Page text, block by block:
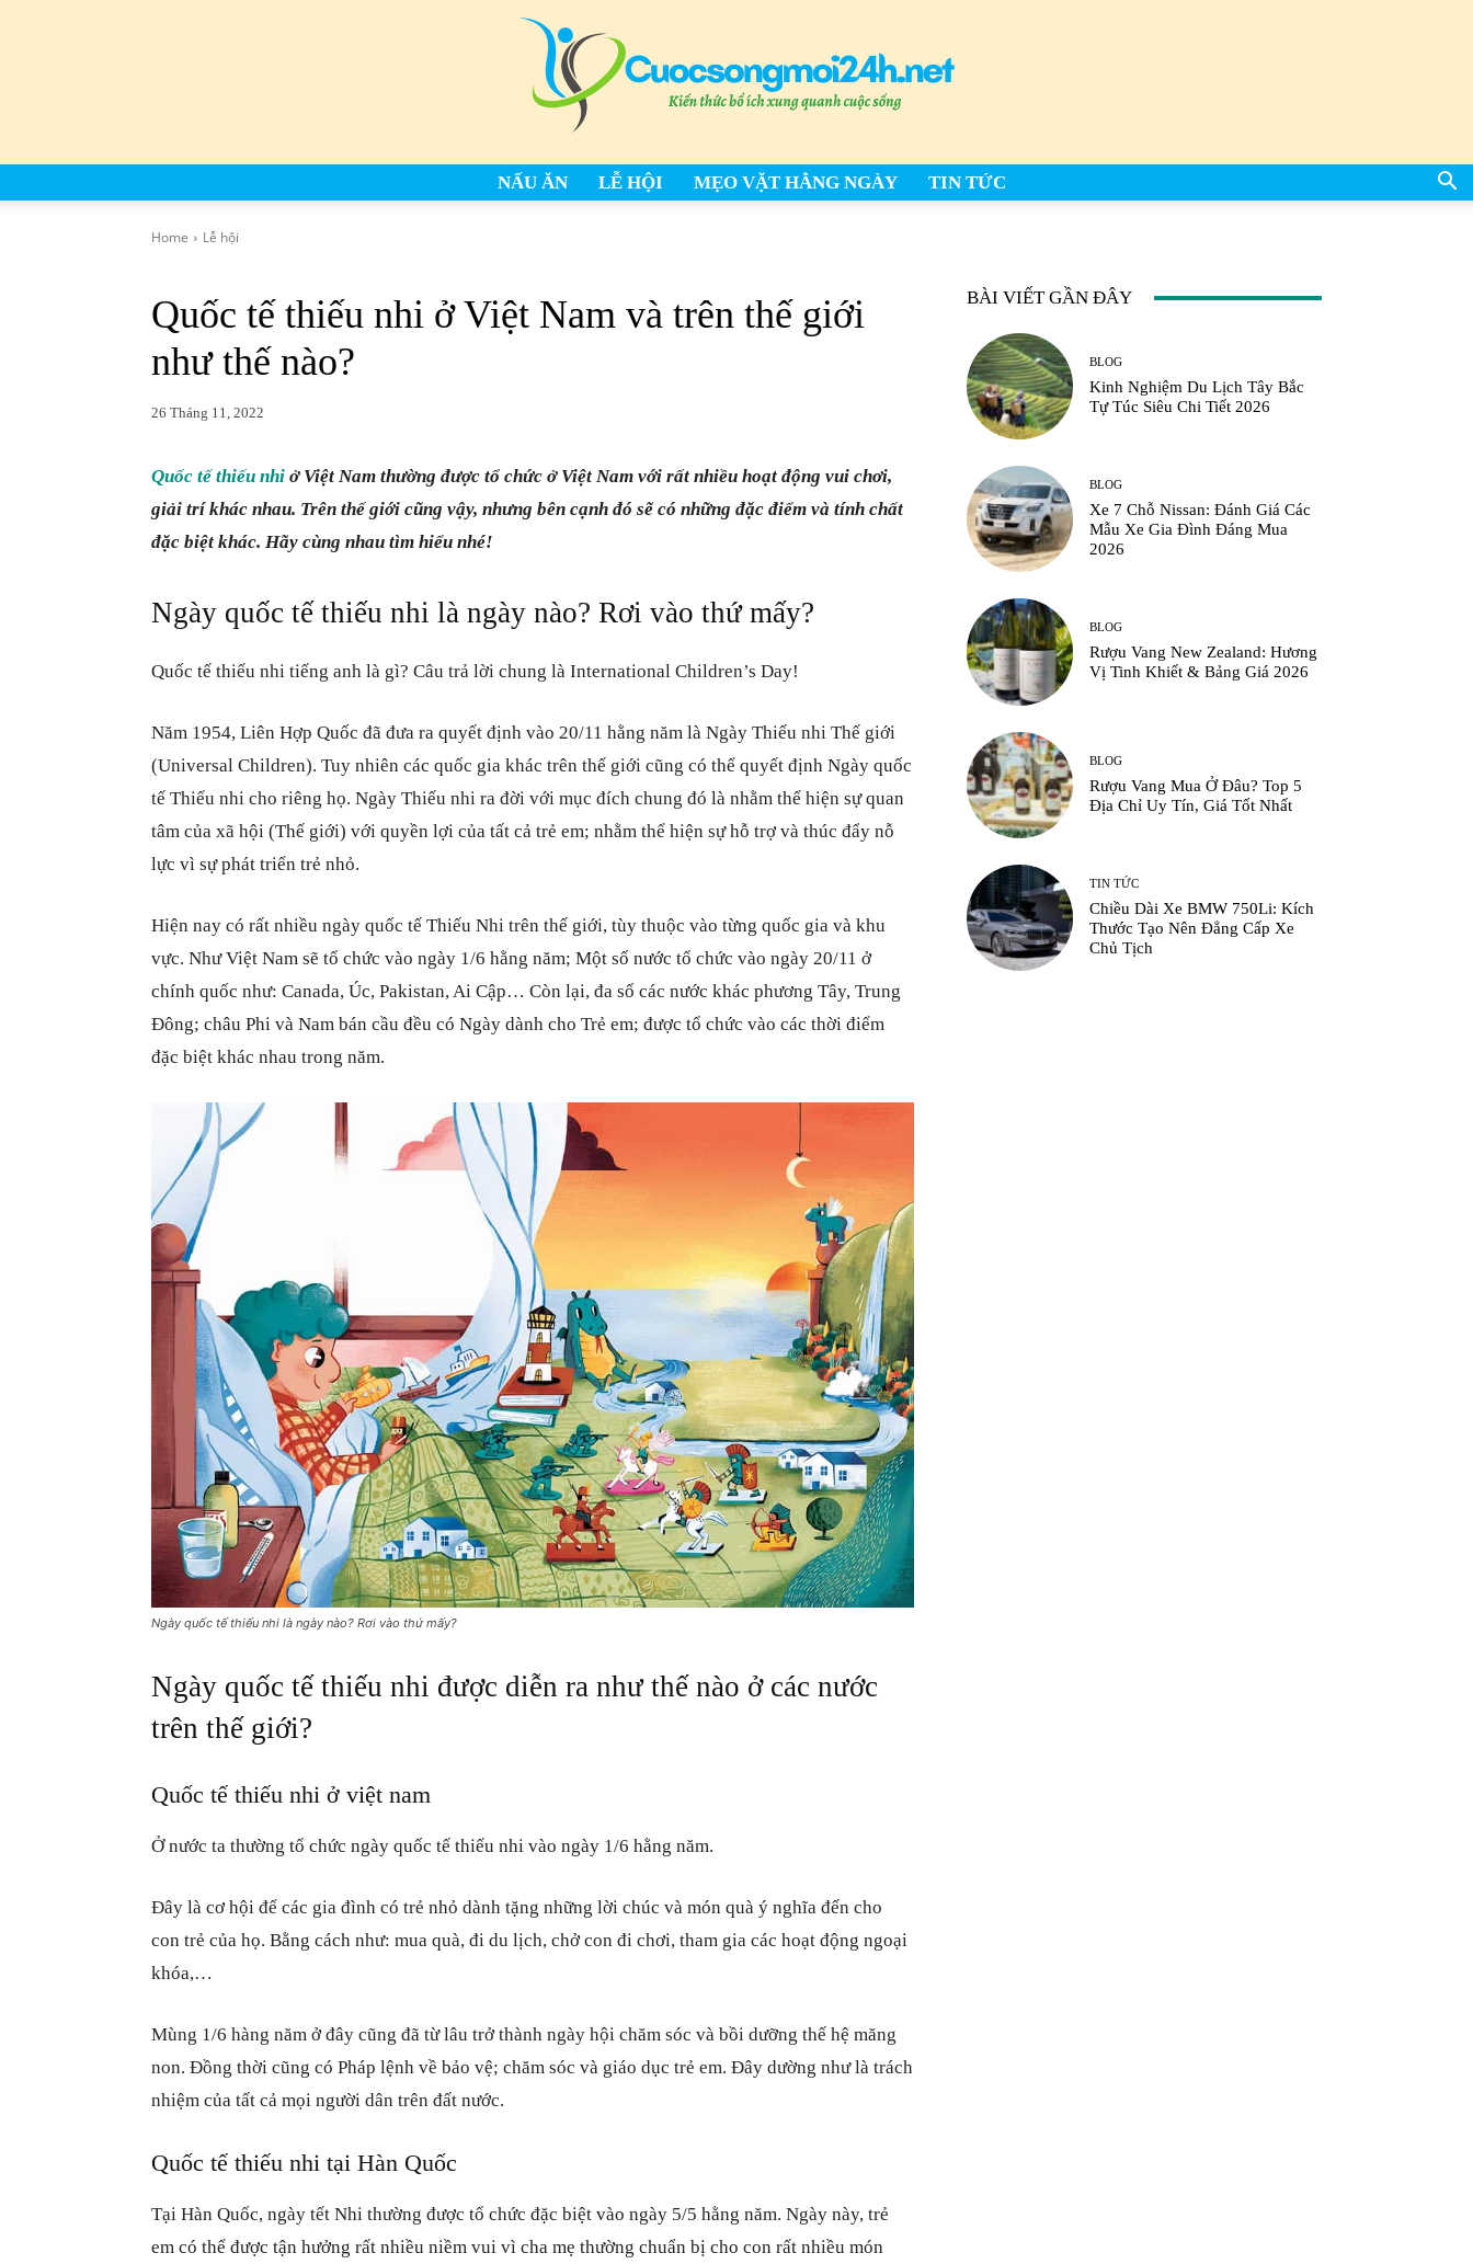
Kiến
thức
bổ
cuộc
sống
NẤU ĂN LỄ HỘI MẸO VẶT HẰNG NGÀY TIN TỨC
Home Lễ hội
Quốc tế thiếu nhi ở Việt Nam và trên thế giới
như thế nào?
26 Tháng 11, 2022
Quốc tế thiếu nhi ở Việt Nam thường được tổ chức ở Việt Nam với rất nhiều hoạt động vui chơi,
giải trí khác nhau. Trên thế giới cũng vậy, nhưng bên cạnh đó sẽ có những đặc điểm và tính chất
đặc biệt khác. Hãy cùng nhau tìm hiểu nhé!
Ngày quốc tế thiếu nhi là ngày nào? Rơi vào thứ mấy?
Quốc tế thiếu nhi tiếng anh là gì? Câu trả lời chung là International Children’s Day!
Năm 1954, Liên Hợp Quốc đã đưa ra quyết định vào 20/11 hằng năm là Ngày Thiếu nhi Thế giới
(Universal Children). Tuy nhiên các quốc gia khác trên thế giới cũng có thể quyết định Ngày quốc
tế Thiếu nhi cho riêng họ. Ngày Thiếu nhi ra đời với mục đích chung đó là nhằm thể hiện sự quan
tâm của xã hội (Thế giới) với quyền lợi của tất cả trẻ em; nhằm thể hiện sự hỗ trợ và thúc đẩy nỗ
lực vì sự phát triển trẻ nhỏ.
Hiện nay có rất nhiều ngày quốc tế Thiếu Nhi trên thế giới, tùy thuộc vào từng quốc gia và khu
vực. Như Việt Nam sẽ tổ chức vào ngày 1/6 hằng năm; Một số nước tổ chức vào ngày 20/11 ở
chính quốc như: Canada, Úc, Pakistan, Ai Cập… Còn lại, đa số các nước khác phương Tây, Trung
Đông; châu Phi và Nam bán cầu đều có Ngày dành cho Trẻ em; được tổ chức vào các thời điểm
đặc biệt khác nhau trong năm.
Ngày quốc tế thiếu nhi là ngày nào? Rơi vào thứ mấy?
Ngày quốc tế thiếu nhi được diễn ra như thế nào ở các nước
trên thế giới?
Quốc tế thiếu nhi ở việt nam
Ở nước ta thường tổ chức ngày quốc tế thiếu nhi vào ngày 1/6 hằng năm.
Đây là cơ hội để các gia đình có trẻ nhỏ dành tặng những lời chúc và món quà ý nghĩa đến cho
con trẻ của họ. Bằng cách như: mua quà, đi du lịch, chở con đi chơi, tham gia các hoạt động ngoại
khóa,…
Mùng 1/6 hàng năm ở đây cũng đã từ lâu trở thành ngày hội chăm sóc và bồi dưỡng thế hệ măng
non. Đồng thời cũng có Pháp lệnh về bảo vệ; chăm sóc và giáo dục trẻ em. Đây dường như là trách
nhiệm của tất cả mọi người dân trên đất nước.
Quốc tế thiếu nhi tại Hàn Quốc
Tại Hàn Quốc, ngày tết Nhi thường được tổ chức đặc biệt vào ngày 5/5 hằng năm. Ngày này, trẻ
em có thể được tận hưởng rất nhiều niềm vui vì cha mẹ thường chuẩn bị cho con rất nhiều món
BÀI VIẾT GẦN ĐÂY
BLOG
Kinh Nghiệm Du Lịch Tây Bắc
Tự Túc Siêu Chi Tiết 2026
BLOG
Xe 7 Chỗ Nissan: Đánh Giá Các
Mẫu Xe Gia Đình Đáng Mua
2026
BLOG
Rượu Vang New Zealand: Hương
Vị Tinh Khiết & Bảng Giá 2026
BLOG
Rượu Vang Mua Ở Đâu? Top 5
Địa Chỉ Uy Tín, Giá Tốt Nhất
TIN TỨC
Chiều Dài Xe BMW 750Li: Kích
Thước Tạo Nên Đẳng Cấp Xe
Chủ Tịch